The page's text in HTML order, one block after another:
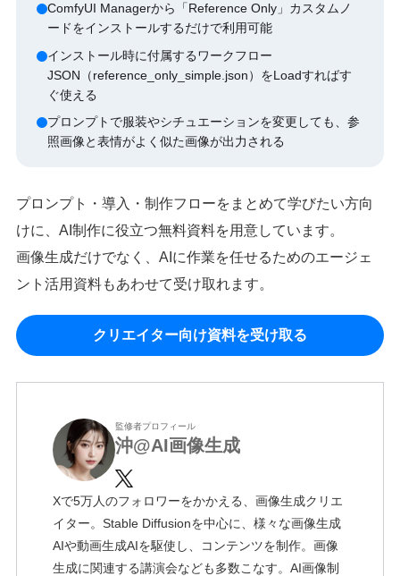
ComfyUI Managerから「Reference Only」カスタムノ
ードをインストールするだけで利用可能
インストール時に付属するワークフロー
JSON（reference_only_simple.json）をLoadすればす
ぐ使える
プロンプトで服装やシチュエーションを変更しても、参
照画像と表情がよく似た画像が出力される
プロンプト・導入・制作フローをまとめて学びたい方向
けに、AI制作に役立つ無料資料を用意しています。
画像生成だけでなく、AIに作業を任せるためのエージェ
ント活用資料もあわせて受け取れます。
クリエイター向け資料を受け取る
監修者プロフィール
沖@AI画像生成
Xで5万人のフォロワーをかかえる、画像生成クリエ
イター。Stable Diffusionを中心に、様々な画像生成
AIや動画生成AIを駆使し、コンテンツを制作。画像
生成に関連する講演会なども多数こなす。AI画像制